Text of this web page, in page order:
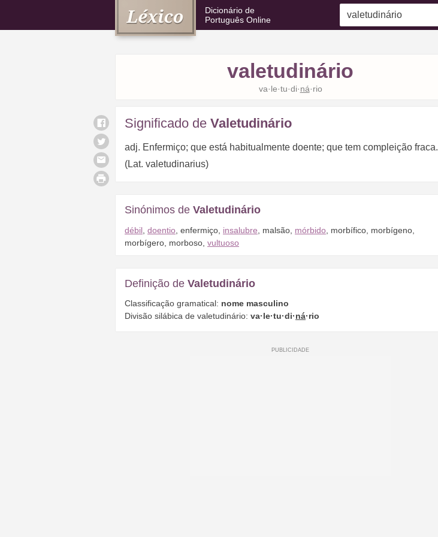
Dicionário de
Português Online
valetudinário
va·le·tu·di·ná·rio
Significado de Valetudinário
adj. Enfermiço; que está habitualmente doente; que tem compleição fraca.
(Lat. valetudinarius)
Sinónimos de Valetudinário
débil doentio enfermiço insalubre malsão mórbido morbífico morbígeno
morbígero morboso vultuoso
Definição de Valetudinário
Classificação gramatical: nome masculino
Divisão silábica de valetudinário: va·le·tu·di·ná·rio